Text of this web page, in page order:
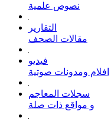
نصوص علمية
التقارير
مقالات الصحف
فيديو
افلام ومدونات صوتية
سجلات المعاجم
و مواقع ذات صلة